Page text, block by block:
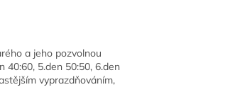
a jeho pozvolnou
40:60, 5.den 50:50, 6.den
vyprazdňováním,